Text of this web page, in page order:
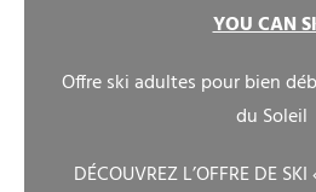
YOU CAN
Offre ski adultes pour bien
du Soleil
DÉCOUVREZ L’OFFRE DE